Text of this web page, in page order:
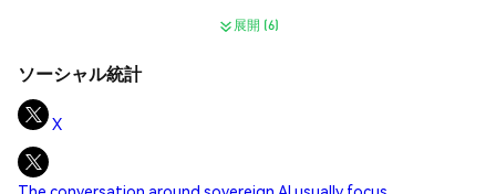
展開 (6)
ソーシャル統計
X